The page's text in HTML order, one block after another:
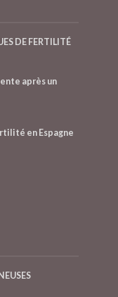
DE FERTILITÉ
après un
en Espagne